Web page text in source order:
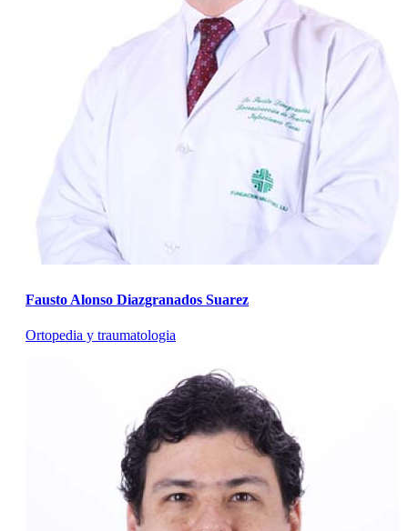
Fausto Alonso Diazgranados Suarez
Ortopedia y traumatologia